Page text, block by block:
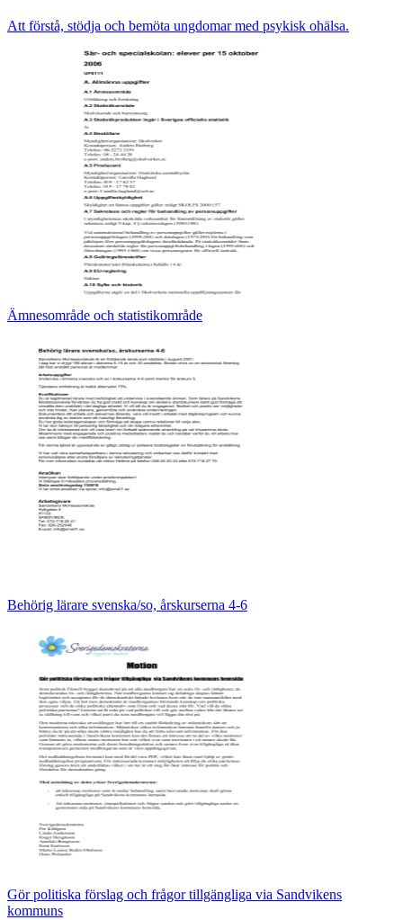
Att förstå, stödja och bemöta ungdomar med psykisk ohälsa.
Ämnesområde och statistikområde
Behörig lärare svenska/so, årskurserna 4-6
Gör politiska förslag och frågor tillgängliga via Sandvikens
kommuns